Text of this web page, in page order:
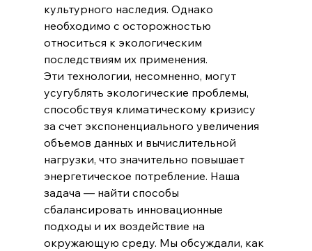
культурного наследия. Однако
необходимо с осторожностью
относиться к экологическим
последствиям их применения.
Эти технологии, несомненно, могут
усугублять экологические проблемы,
способствуя климатическому кризису
за счет экспоненциального увеличения
объемов данных и вычислительной
нагрузки, что значительно повышает
энергетическое потребление. Наша
задача — найти способы
сбалансировать инновационные
подходы и их воздействие на
окружающую среду. Мы обсуждали, как